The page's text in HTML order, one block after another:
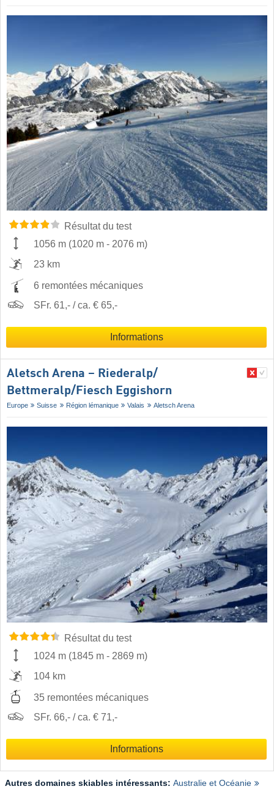
Résultat du test
1056 m (1020 m - 2076 m)
23 km
6 remontées mécaniques
SFr. 61,- / ca. € 65,-
Informations
Aletsch Arena – Riederalp/​
Bettmeralp/​Fiesch Eggishorn
Europe Suisse Région lémanique Valais Aletsch Arena
Résultat du test
1024 m (1845 m - 2869 m)
104 km
35 remontées mécaniques
SFr. 66,- / ca. € 71,-
Informations
Autres domaines skiables intéressants: Australie et Océanie